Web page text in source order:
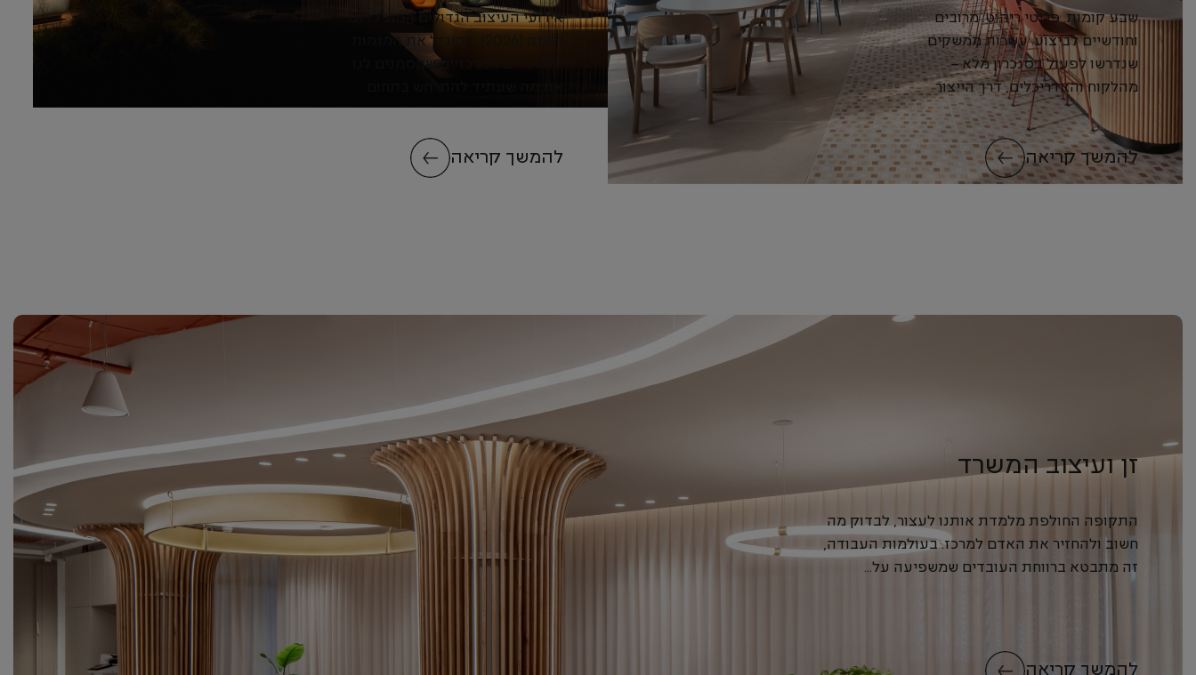
שבע קומות. פריטי ריהוט. מרובים
וחודשיים לביצוע. עשרות ממשקים
שנדרשו לפעול בסנכרון מלא –
מהלקוח והאדריכלים, דרך הייצור
המקומי והייבוא...
להמשך קריאה
אירועי העיצוב הגדולים המשיכו גם
השנה (2026), להוביל את המגמות
והטרנדים המרכזיים שמסמנים לנו
עם...
להמשך קריאה
זן ועיצוב המשרד
התקופה החולפת מלמדת אותנו לעצור, לבדוק מה
חשוב ולהחזיר את האדם למרכז. בעולמות העבודה,
זה מתבטא ברווחת העובדים שמשפיעה על...